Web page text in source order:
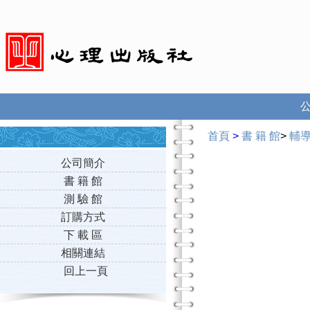
公司簡介
書 籍 館
測 驗 館
訂購方式
下 載 區
相關連結
回上一頁
首頁 > 書 籍 館> 輔